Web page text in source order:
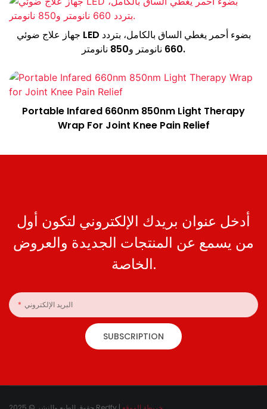
جهاز علاج ضوئي LED بضوء أحمر يغطي الساق بالكامل، بتردد
660 نانومتر و850 نانومتر.
Portable Infared 660nm 850nm Light Therapy
Wrap For Joint Knee Pain Relief
أدخل عنوان بريدك الإلكتروني لتكون أول
من يسمع عن المنتجات الجديدة والعروض
الخاصة.
البريد الإلكتروني
SUBSCRIPTION